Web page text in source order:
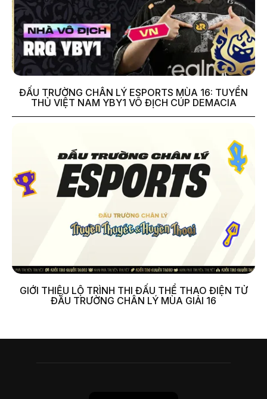
ĐẤU TRƯỜNG CHÂN LÝ ESPORTS MÙA 16: TUYỂN
THỦ VIỆT NAM YBY1 VÔ ĐỊCH CÚP DEMACIA
GIỚI THIỆU LỘ TRÌNH THI ĐẤU THỂ THAO ĐIỆN TỬ
ĐẤU TRƯỜNG CHÂN LÝ MÙA GIẢI 16